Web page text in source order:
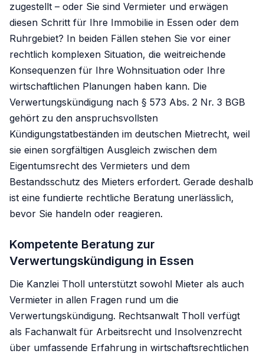
zugestellt – oder Sie sind Vermieter und erwägen
diesen Schritt für Ihre Immobilie in Essen oder dem
Ruhrgebiet? In beiden Fällen stehen Sie vor einer
rechtlich komplexen Situation, die weitreichende
Konsequenzen für Ihre Wohnsituation oder Ihre
wirtschaftlichen Planungen haben kann. Die
Verwertungskündigung nach § 573 Abs. 2 Nr. 3 BGB
gehört zu den anspruchsvollsten
Kündigungstatbeständen im deutschen Mietrecht, weil
sie einen sorgfältigen Ausgleich zwischen dem
Eigentumsrecht des Vermieters und dem
Bestandsschutz des Mieters erfordert. Gerade deshalb
ist eine fundierte rechtliche Beratung unerlässlich,
bevor Sie handeln oder reagieren.
Kompetente Beratung zur
Verwertungskündigung in Essen
Die Kanzlei Tholl unterstützt sowohl Mieter als auch
Vermieter in allen Fragen rund um die
Verwertungskündigung. Rechtsanwalt Tholl verfügt
als Fachanwalt für Arbeitsrecht und Insolvenzrecht
über umfassende Erfahrung in wirtschaftsrechtlichen